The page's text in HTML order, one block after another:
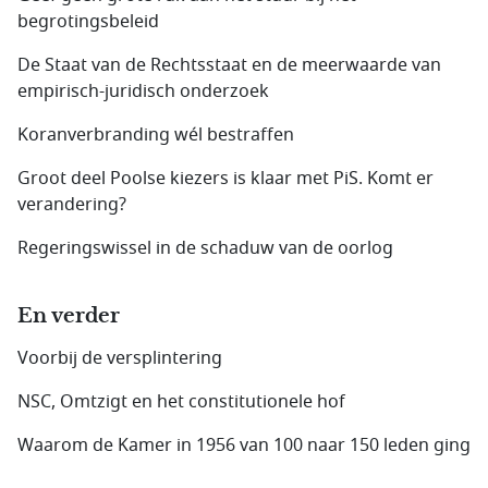
begrotingsbeleid
De Staat van de Rechtsstaat en de meerwaarde van
empirisch-juridisch onderzoek
Koranverbranding wél bestraffen
Groot deel Poolse kiezers is klaar met PiS. Komt er
verandering?
Regeringswissel in de schaduw van de oorlog
En verder
Voorbij de versplintering
NSC, Omtzigt en het constitutionele hof
Waarom de Kamer in 1956 van 100 naar 150 leden ging